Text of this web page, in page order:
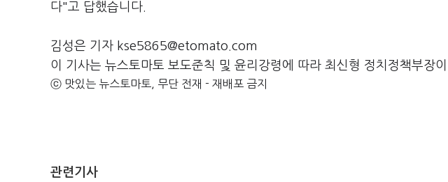
다"고 답했습니다.
김성은 기자 kse5865@etomato.com
이 기사는 뉴스토마토 보도준칙 및 윤리강령에 따라 최신형 정치정책부장
ⓒ 맛있는 뉴스토마토, 무단 전재 - 재배포 금지
관련기사